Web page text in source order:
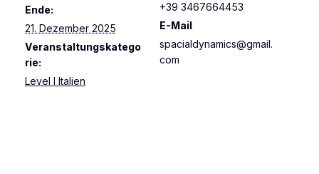
Ende:
21. Dezember 2025
Veranstaltungskatego
rie:
Level I Italien
+39 3467664453
E-Mail
spacialdynamics@gmail.
com